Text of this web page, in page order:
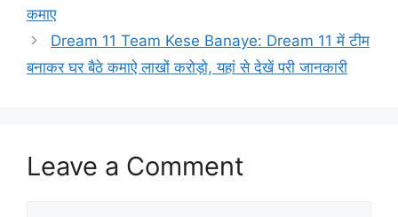
कमाए
Dream 11 Team Kese Banaye: Dream 11 में टीम
बनाकर घर बैठे कमाऐ लाखों करोड़ो, यहां से देखें परी जानकारी
Leave a Comment